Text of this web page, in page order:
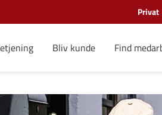
Privat
Bliv kunde Find